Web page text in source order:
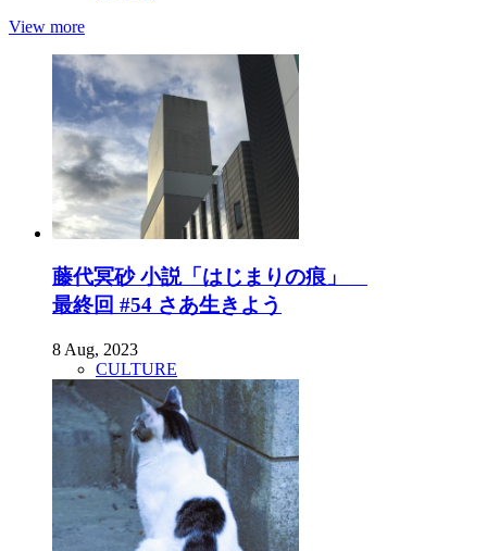
View more
藤代冥砂 小説「はじまりの痕」
最終回 #54 さあ生きよう
8 Aug, 2023
CULTURE